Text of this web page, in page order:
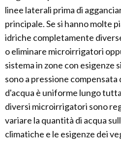
linee laterali prima di
principale. Se si hanno molte
idriche completamente
o eliminare microirrigatori
sistema in zone con esigenze
sono a pressione
d'acqua è uniforme lungo
diversi microirrigatori sono
variare la quantità di acqua
climatiche e le esigenze dei